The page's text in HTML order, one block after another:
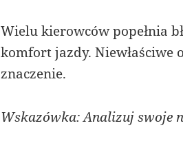
Wielu kierowców popełnia
komfort jazdy. Niewłaściwe
znaczenie.
Wskazówka: Analizuj swoje